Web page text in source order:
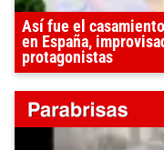
Así fue el
en España,
protagonistas